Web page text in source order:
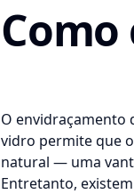
Como
O envidraçamento
vidro permite que
natural — uma
Entretanto,